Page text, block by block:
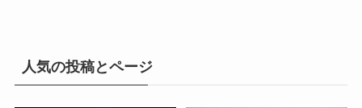
人気の投稿とページ